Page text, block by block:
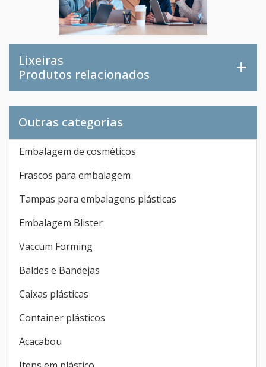
Lixeiras
Produtos relacionados
Outras categorias
Embalagem de cosméticos
Frascos para embalagem
Tampas para embalagens plásticas
Embalagem Blister
Vaccum Forming
Baldes e Bandejas
Caixas plásticas
Container plásticos
Acacabou